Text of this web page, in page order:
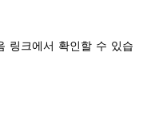
링크에서 확인할 수 있습